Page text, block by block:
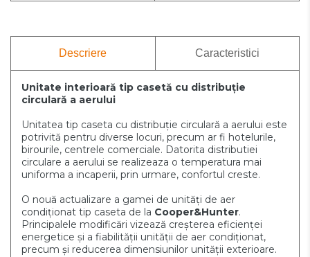
Descriere Caracteristici
Unitate interioară tip casetă cu distribuție
circulară a aerului
Unitatea tip caseta cu distribuție circulară a aerului este
potrivită pentru diverse locuri, precum ar fi hotelurile,
birourile, centrele comerciale. Datorita distributiei
circulare a aerului se realizeaza o temperatura mai
uniforma a incaperii, prin urmare, confortul creste.
O nouă actualizare a gamei de unități de aer
condiționat tip caseta de la Cooper&Hunter.
Principalele modificări vizează creșterea eficienței
energetice și a fiabilității unității de aer condiționat,
precum și reducerea dimensiunilor unității exterioare.